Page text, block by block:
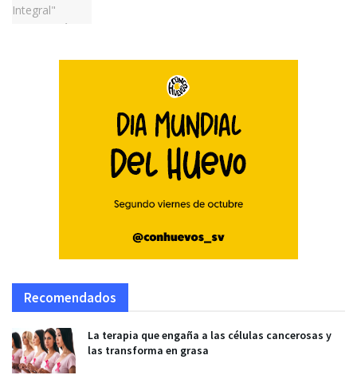
Recomendados
La terapia que engaña a las células cancerosas y
las transforma en grasa